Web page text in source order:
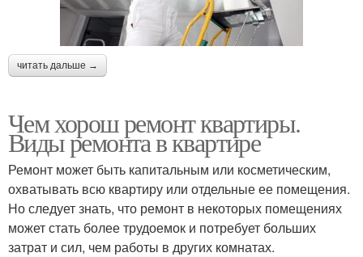
читать дальше →
Чем хорош ремонт квартиры.
Виды ремонта в квартире
Ремонт может быть капитальным или косметическим,
охватывать всю квартиру или отдельные ее помещения.
Но следует знать, что ремонт в некоторых помещениях
может стать более трудоемок и потребует больших
затрат и сил, чем работы в других комнатах.